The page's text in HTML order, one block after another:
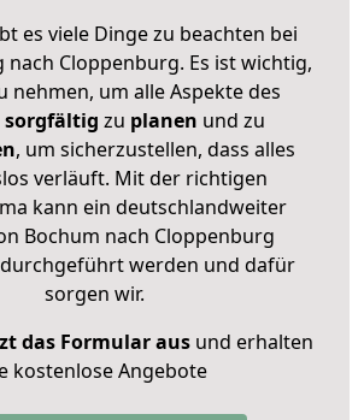
es viele Dinge zu beachten bei
nach Cloppenburg. Es ist wichtig,
nehmen, um alle Aspekte des
sorgfältig zu planen und zu
, um sicherzustellen, dass alles
verläuft. Mit der richtigen
kann ein deutschlandweiter
Bochum nach Cloppenburg
werden und dafür
sorgen wir.
das Formular ausund erhalten
kostenlose Angebote